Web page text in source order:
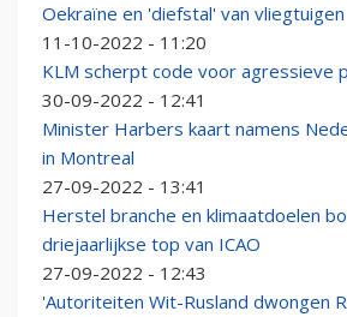
Oekraïne en 'diefstal' van vliegtuigen
11-10-2022 - 11:20
KLM scherpt code voor agressieve
30-09-2022 - 12:41
Minister Harbers kaart namens
in Montreal
27-09-2022 - 13:41
Herstel branche en klimaatdoelen
driejaarlijkse top van ICAO
27-09-2022 - 12:43
'Autoriteiten Wit-Rusland dwongen